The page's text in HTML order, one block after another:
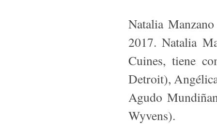
Natalia
2017. Natalia
Cuines, tiene
Detroit),
Agudo
Wyvens).